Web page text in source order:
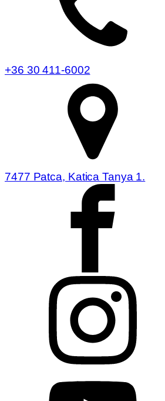
+36 30 411-6002
7477 Patca, Katica Tanya 1.